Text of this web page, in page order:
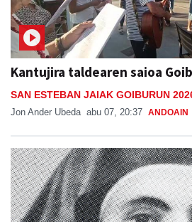
Kantujira taldearen saioa
SAN ESTEBAN JAIAK GOIBURUN
Jon Ander Ubeda abu 07, 20:37 ANDOAIN